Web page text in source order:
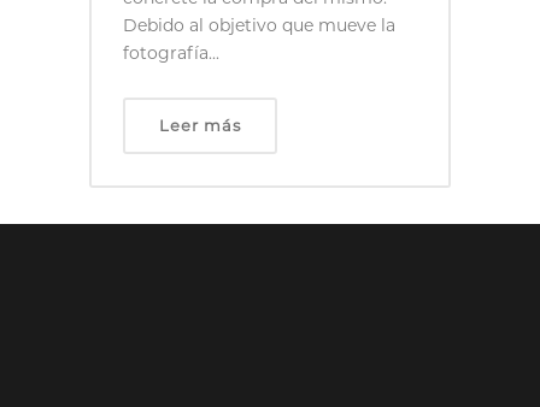
Debido al objetivo que mueve la
fotografía...
Leer más